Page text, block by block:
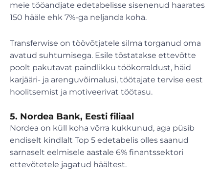
meie tööandjate edetabelisse sisenenud haarates
150 hääle ehk 7%-ga neljanda koha.
Transferwise on töövõtjatele silma torganud oma
avatud suhtumisega. Esile tõstatakse ettevõtte
poolt pakutavat paindlikku töökorraldust, häid
karjääri- ja arenguvõimalusi, töötajate tervise eest
hoolitsemist ja motiveerivat töötasu.
5. Nordea Bank, Eesti filiaal
Nordea on küll koha võrra kukkunud, aga püsib
endiselt kindlalt Top 5 edetabelis olles saanud
sarnaselt eelmisele aastale 6% finantssektori
ettevõtetele jagatud häältest.